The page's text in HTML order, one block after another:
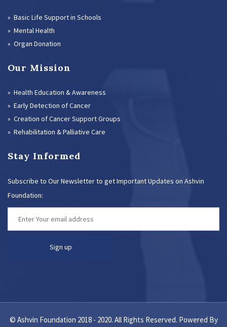
» Basic Life Support in Schools
» Mental Health
» Organ Donation
Our Mission
» Health Education & Awareness
» Early Detection of Cancer
» Creation of Cancer Support Groups
» Rehabilitation & Palliative Care
Stay Informed
Subscribe to Our Newsletter to get Important Updates on Ashvin
Foundation:
© Ashvin Foundation 2018 - 2020. All Rights Reserved. Powered By